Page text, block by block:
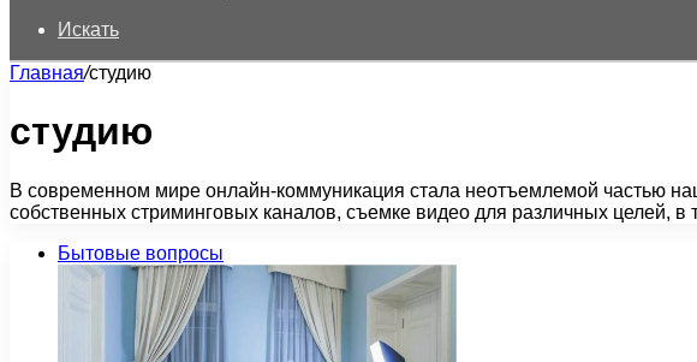
Искать
Главная/студию
студию
В современном мире онлайн-коммуникация стала неотъемлемой частью
собственных стриминговых каналов, съемке видео для различных целей, в
Бытовые вопросы